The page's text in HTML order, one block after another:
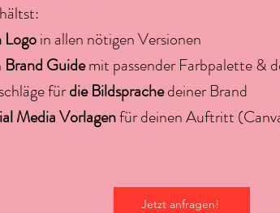
Logoin allen nötigen Versionen
Brand Guidemit passender Farbpalette &
fürdie Bildsprachedeiner Brand
Media Vorlagenfür deinen Auftritt (
Jetzt anfragen!